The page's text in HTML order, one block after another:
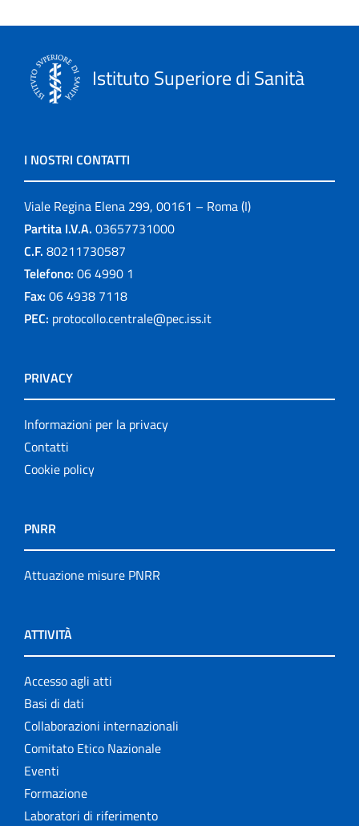
Istituto Superiore di Sanità
I NOSTRI CONTATTI
Viale Regina Elena 299, 00161 – Roma (I)
Partita I.V.A. 03657731000
C.F. 80211730587
Telefono: 06 4990 1
Fax: 06 4938 7118
PEC: protocollo.centrale@pec.iss.it
PRIVACY
Informazioni per la privacy
Contatti
Cookie policy
PNRR
Attuazione misure PNRR
ATTIVITÀ
Accesso agli atti
Basi di dati
Collaborazioni internazionali
Comitato Etico Nazionale
Eventi
Formazione
Laboratori di riferimento